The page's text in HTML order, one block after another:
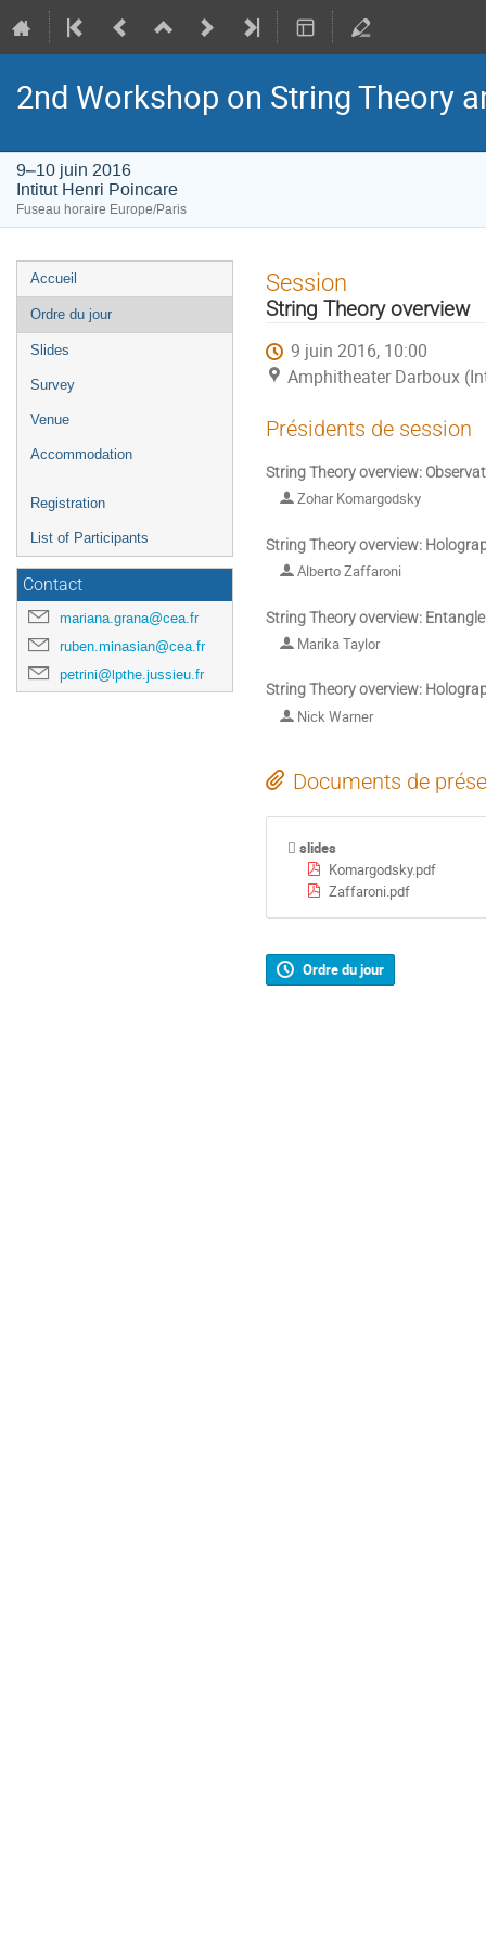
2nd Workshop on String Theory
9–10 juin 2016
Intitut Henri Poincare
Fuseau horaire Europe/Paris
Menu
de
l'événement
Accueil
Ordre du jour
Slides
Survey
Venue
Accommodation
Registration
List of Participants
Contact
mariana.grana@cea.fr
ruben.minasian@cea.fr
petrini@lpthe.jussieu.fr
Session
String Theory overview
9 juin 2016, 10:00
Amphitheater Darboux
Présidents de session
String Theory overview:
Zohar Komargodsky
String Theory overview:
Alberto Zaffaroni
String Theory overview:
Marika Taylor
String Theory overview:
Nick Warner
Documents de
slides
Komargodsky.pdf
Zaffaroni.pdf
Ordre du jour